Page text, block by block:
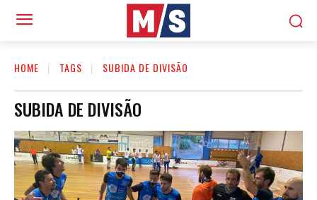
HOME TAGS SUBIDA DE DIVISÃO
SUBIDA DE DIVISÃO